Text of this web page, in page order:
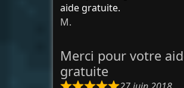
aide gratuite.
M.
Merci pour votre
gratuite